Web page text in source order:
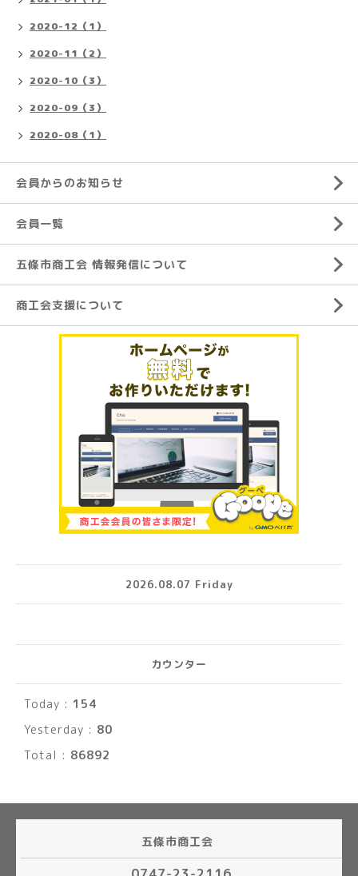
2020-12（1）
2020-11（2）
2020-10（3）
2020-09（3）
2020-08（1）
会員からのお知らせ
会員一覧
五條市商工会 情報発信について
商工会支援について
2026.08.07 Friday
カウンター
Today : 154
Yesterday : 80
Total : 86892
五條市商工会